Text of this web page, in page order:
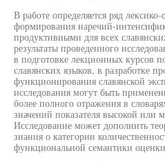
В работе определяется ряд
формирования наречий-
продуктивными для всех
результаты проведенного
в подготовке лекционных курсов
славянских языков, в разработке
функционирования славянской
исследования могут быть
более полного отражения в
значений показателя высокой или
Исследование может дополнить
знания о категории
функциональной семантики